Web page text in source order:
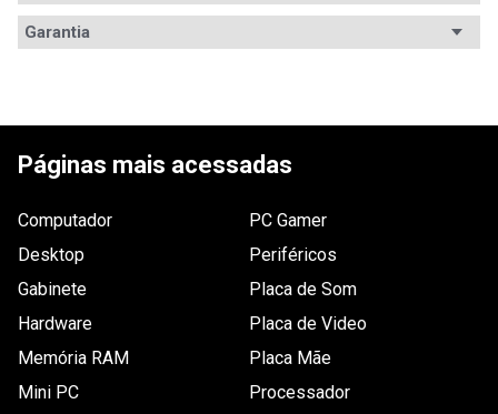
Capacidade
Características Dissipador, Intel XMP
Dimensões Não especificadas
Outras
Conteúdo da
embalagem
1x Módulo de memória
Avaliações
ESCREVER AVALIAÇÃO
Garantia
Páginas mais acessadas
Computador
Desktop
Gabinete
Hardware
Memória RAM
Mini PC
PC Gamer
Periféricos
Placa de Som
Placa de Video
Placa Mãe
Processador